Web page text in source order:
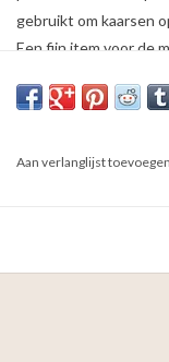
gebruikt om kaarsen
Een fijn item voor de
MATERIAAL|
Aan verlanglijst toevoegen